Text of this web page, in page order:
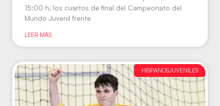
15:00 h, los cuartos de final del Campeonato del
Mundo Juvenil frente
LEER MÁS
HISPANOSJUVENILES